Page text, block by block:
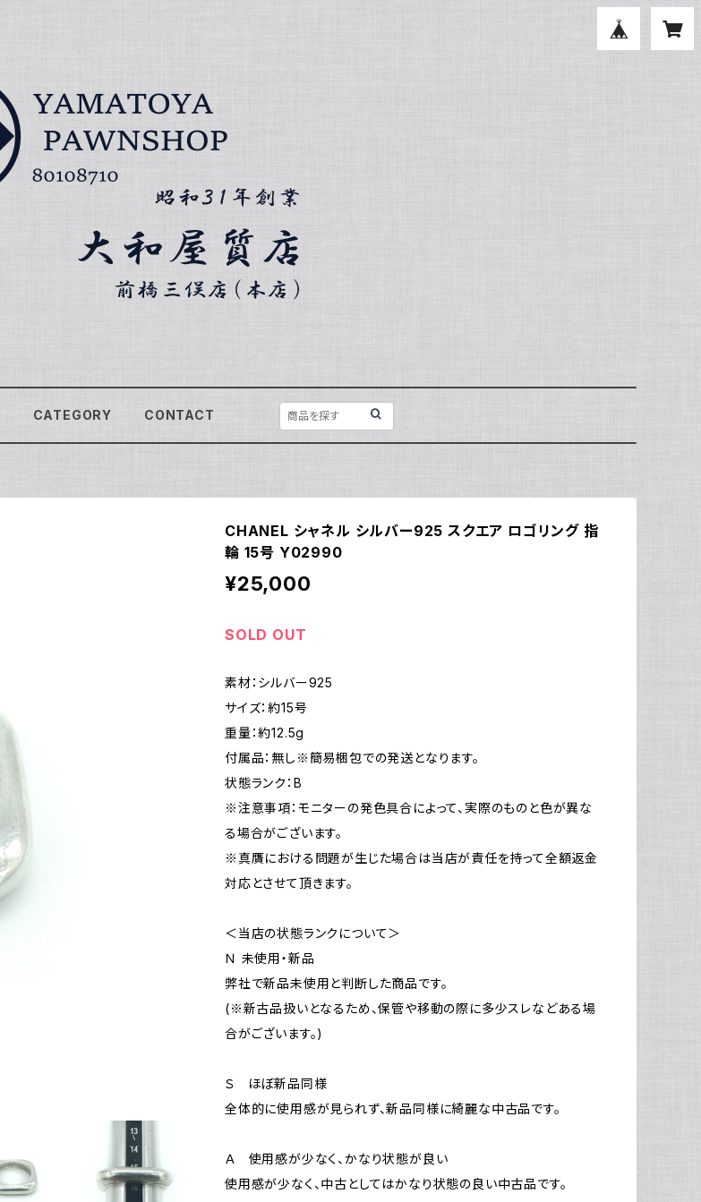
CATEGORY CONTACT
CHANEL シャネル シルバー925 スクエア ロゴリング 指
輪 15号 Y02990
¥25,000
SOLD OUT
素材：シルバー925
サイズ：約15号
重量：約12.5g
付属品：無し※簡易梱包での発送となります。
状態ランク：B
※注意事項：モニターの発色具合によって、実際のものと色が異な
る場合がございます。
※真贋における問題が生じた場合は当店が責任を持って全額返金
対応とさせて頂きます。
＜当店の状態ランクについて＞
Ｎ 未使用・新品
弊社で新品未使用と判断した商品です。
(※新古品扱いとなるため、保管や移動の際に多少スレなどある場
合がございます。)
Ｓ ほぼ新品同様
全体的に使用感が見られず、新品同様に綺麗な中古品です。
Ａ 使用感が少なく、かなり状態が良い
使用感が少なく、中古としてはかなり状態の良い中古品です。